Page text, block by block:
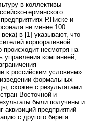
в коллективы
германского
Р.Писке и
не менее 100
в [1] указывают, что
корпоративной
происходит несмотря на
компанией,
к российским условиям».
формальных
схожие с результатами
Восточной и
были получены и
аквизиций предприятий
с другого берега